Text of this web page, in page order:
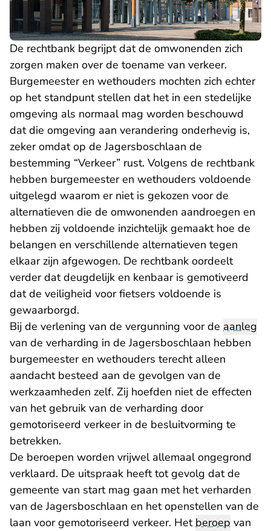
De rechtbank begrijpt dat de omwonenden zich
zorgen maken over de toename van verkeer.
Burgemeester en wethouders mochten zich echter
op het standpunt stellen dat het in een stedelijke
omgeving als normaal mag worden beschouwd
dat die omgeving aan verandering onderhevig is,
zeker omdat op de Jagersboschlaan de
bestemming “Verkeer” rust. Volgens de rechtbank
hebben burgemeester en wethouders voldoende
uitgelegd waarom er niet is gekozen voor de
alternatieven die de omwonenden aandroegen en
hebben zij voldoende inzichtelijk gemaakt hoe de
belangen en verschillende alternatieven tegen
elkaar zijn afgewogen. De rechtbank oordeelt
verder dat deugdelijk en kenbaar is gemotiveerd
dat de veiligheid voor fietsers voldoende is
gewaarborgd.
Bij de verlening van de vergunning voor de aanleg
van de verharding in de Jagersboschlaan hebben
burgemeester en wethouders terecht alleen
aandacht besteed aan de gevolgen van de
werkzaamheden zelf. Zij hoefden niet de effecten
van het gebruik van de verharding door
gemotoriseerd verkeer in de besluitvorming te
betrekken.
De beroepen worden vrijwel allemaal ongegrond
verklaard. De uitspraak heeft tot gevolg dat de
gemeente van start mag gaan met het verharden
van de Jagersboschlaan en het openstellen van de
laan voor gemotoriseerd verkeer. Hetberoep van